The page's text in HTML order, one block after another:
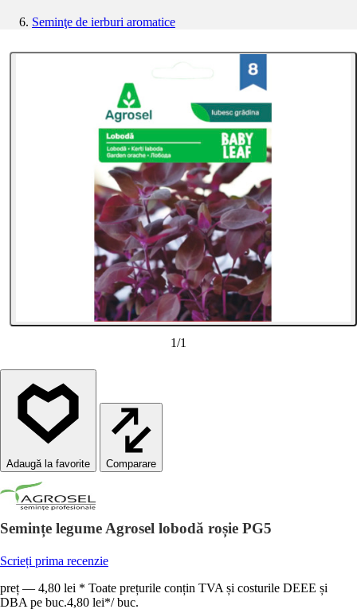
Seminţe de ierburi aromatice
1/1
Comparare
Semințe legume Agrosel lobodă roșie PG5
Scrieți prima recenzie
preț — 4,80 lei * Toate prețurile conțin TVA și costurile DEEE și
DBA pe buc.4,80 lei*/ buc.